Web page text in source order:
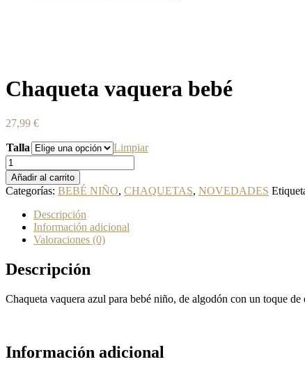
Chaqueta vaquera bebé
27,99 €
Talla
Limpiar
Chaqueta
vaquera
bebé
cantidad
Añadir al carrito
Categorías: BEBÉ NIÑO, CHAQUETAS, NOVEDADES
Descripción
Información adicional
Valoraciones (0)
Descripción
Chaqueta vaquera azul para bebé niño, de algodón con un toque
Información adicional